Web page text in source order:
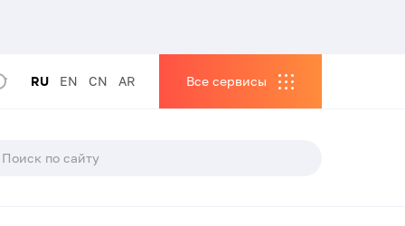
RU EN CN AR Все сервисы